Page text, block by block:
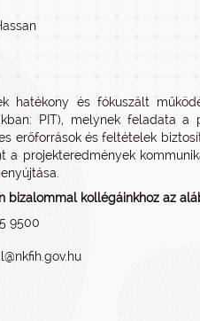
hatékony és fókuszált
PIT), melynek feladata a
erőforrások és feltételek
a projekteredmények
bizalommal kollégáinkhoz az
9500